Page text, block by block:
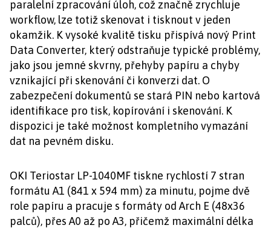
paralelní zpracování úloh, což značně zrychluje
workflow, lze totiž skenovat i tisknout v jeden
okamžik. K vysoké kvalitě tisku přispívá nový Print
Data Converter, který odstraňuje typické problémy,
jako jsou jemné skvrny, přehyby papíru a chyby
vznikající při skenování či konverzi dat. O
zabezpečení dokumentů se stará PIN nebo kartová
identifikace pro tisk, kopírování i skenování. K
dispozici je také možnost kompletního vymazání
dat na pevném disku.
OKI Teriostar LP-1040MF tiskne rychlostí 7 stran
formátu A1 (841 x 594 mm) za minutu, pojme dvě
role papíru a pracuje s formáty od Arch E (48x36
palců), přes A0 až po A3, přičemž maximální délka